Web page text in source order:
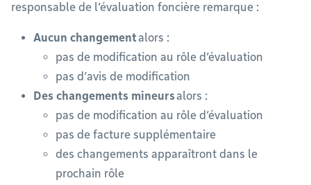
responsable de l’évaluation foncière remarque :
Aucun changementalors :
pas de modification au rôle d’évaluation
pas d’avis de modification
Des changements mineursalors :
pas de modification au rôle d’évaluation
pas de facture supplémentaire
des changements apparaîtront dans le
prochain rôle